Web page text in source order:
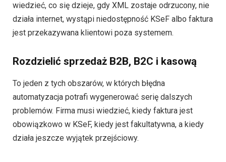
wiedzieć, co się dzieje, gdy XML zostaje odrzucony, nie
działa internet, wystąpi niedostępność KSeF albo faktura
jest przekazywana klientowi poza systemem.
Rozdzielić sprzedaż B2B, B2C i kasową
To jeden z tych obszarów, w których błędna
automatyzacja potrafi wygenerować serię dalszych
problemów. Firma musi wiedzieć, kiedy faktura jest
obowiązkowo w KSeF, kiedy jest fakultatywna, a kiedy
działa jeszcze wyjątek przejściowy.